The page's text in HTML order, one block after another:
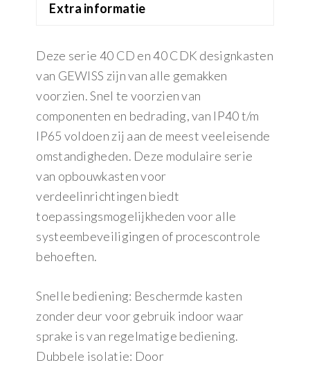
Extra informatie
Deze serie 40 CD en 40 CDK designkasten
van GEWISS zijn van alle gemakken
voorzien. Snel te voorzien van
componenten en bedrading, van IP40 t/m
IP65 voldoen zij aan de meest veeleisende
omstandigheden. Deze modulaire serie
van opbouwkasten voor
verdeelinrichtingen biedt
toepassingsmogelijkheden voor alle
systeembeveiligingen of procescontrole
behoeften.
Snelle bediening: Beschermde kasten
zonder deur voor gebruik indoor waar
sprake is van regelmatige bediening.
Dubbele isolatie: Door